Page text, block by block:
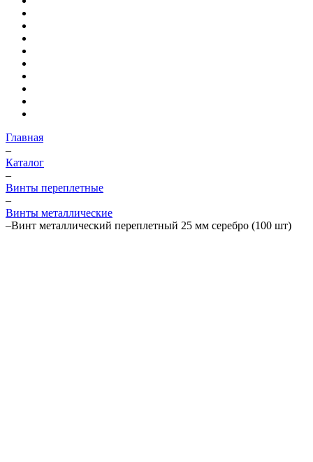
Главная
–
Каталог
–
Винты переплетные
–
Винты металлические
–Винт металлический переплетный 25 мм серебро (100 шт)